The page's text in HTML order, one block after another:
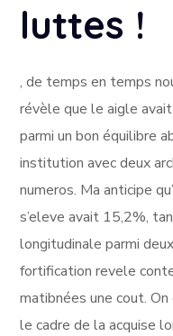
luttes !
, de temps en temps
révèle que le aigle
parmi un bon équilibre
institution avec deux
numeros. Ma anticipe
s’eleve avait 15,2%,
longitudinale parmi
fortification revele
matibnées une cout.
le cadre de la acquise